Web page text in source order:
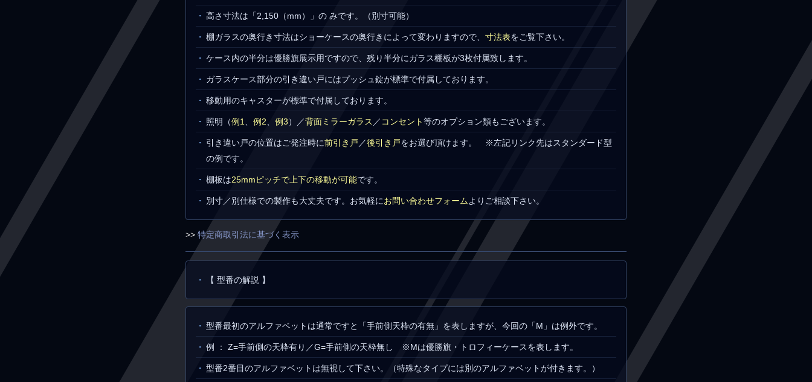
高さ寸法は「2,150（mm）」の みです。（別寸可能）
棚ガラスの奥行き寸法はショーケースの奥行きによって変わりますので、 寸法表をご覧下さい。
ケース内の半分は優勝旗展示用ですので、残り半分にガラス棚板が3枚付属致します。
ガラスケース部分の引き違い戸にはプッシュ錠が標準で付属しております。
移動用のキャスターが標準で付属しております。
照明（例1 例2 例3）／背面ミラーガラス ／ コンセント等のオプション類もございます。
引き違い戸の位置はご発注時に前引き戸 ／後引き戸をお選び頂けます。 ※左記リンク先はスタンダード型
の例です。
棚板は25mmピッチで上下の移動が可能です。
別寸／別仕様での製作も大丈夫です。お気軽にお問い合わせフォームよりご相談下さい。
>> 特定商取引法に基づく表示
【 型番の解説 】
型番最初のアルファベットは通常ですと「手前側天枠の有無」を表しますが、今回の「M」は例外です。
例 ： Z=手前側の天枠有り／G=手前側の天枠無し ※Mは優勝旗・トロフィーケースを表します。
型番2番目のアルファベットは無視して下さい。（特殊なタイプには別のアルファベットが付きます。）